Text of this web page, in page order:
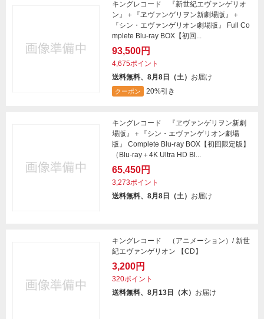
キングレコード 『新世紀エヴァンゲリオ
ン』＋『ヱヴァンゲリヲン新劇場版』＋
『シン・エヴァンゲリオン劇場版』 Full Co
mplete Blu-ray BOX【初回...
93,500円
4,675ポイント
送料無料、8月8日（土） お届け
クーポン 20%引き
キングレコード 『ヱヴァンゲリヲン新劇
場版』＋『シン・エヴァンゲリオン劇場
版』 Complete Blu-ray BOX【初回限定版】
（Blu-ray＋4K Ultra HD Bl...
65,450円
3,273ポイント
送料無料、8月8日（土） お届け
キングレコード （アニメーション）/ 新世
紀エヴァンゲリオン 【CD】
3,200円
320ポイント
送料無料、8月13日（木） お届け